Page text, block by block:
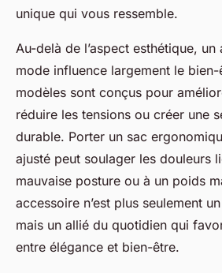
unique qui vous ressemble.
Au-delà de l’aspect esthétique,
mode influence largement le
modèles sont conçus pour
réduire les tensions ou créer une
durable. Porter un sac
ajusté peut soulager les douleurs
mauvaise posture ou à un poids
accessoire n’est plus seulement
mais un allié du quotidien qui
entre élégance et bien-être.